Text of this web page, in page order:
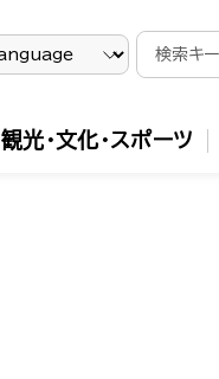
観光・文化・スポーツ